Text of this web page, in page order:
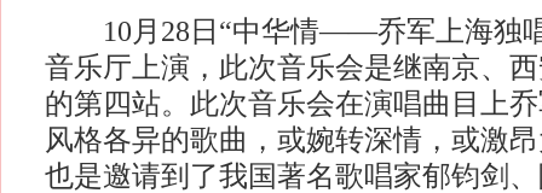
10月28日“中华情——乔军上海独唱
音乐厅上演，此次音乐会是继南京、
的第四站。此次音乐会在演唱曲目上
风格各异的歌曲，或婉转深情，或激
也是邀请到了我国著名歌唱家郁钧剑